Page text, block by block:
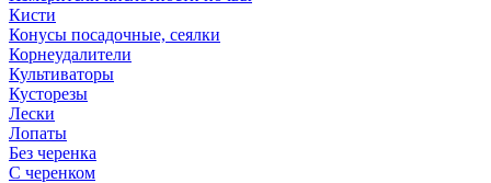
Кисти
Конусы посадочные, сеялки
Корнеудалители
Культиваторы
Кусторезы
Лески
Лопаты
Без черенка
С черенком